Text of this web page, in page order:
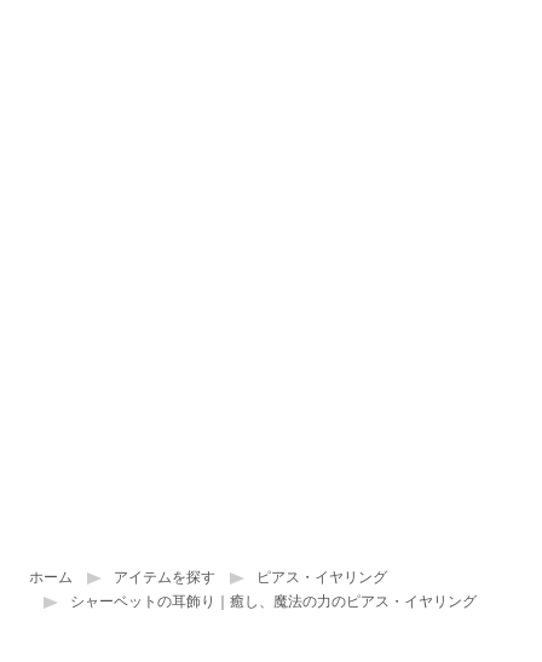
ホーム アイテムを探す
ピアス・イヤリング
シャーベットの耳飾り｜癒し、魔法の力のピアス・イヤリング